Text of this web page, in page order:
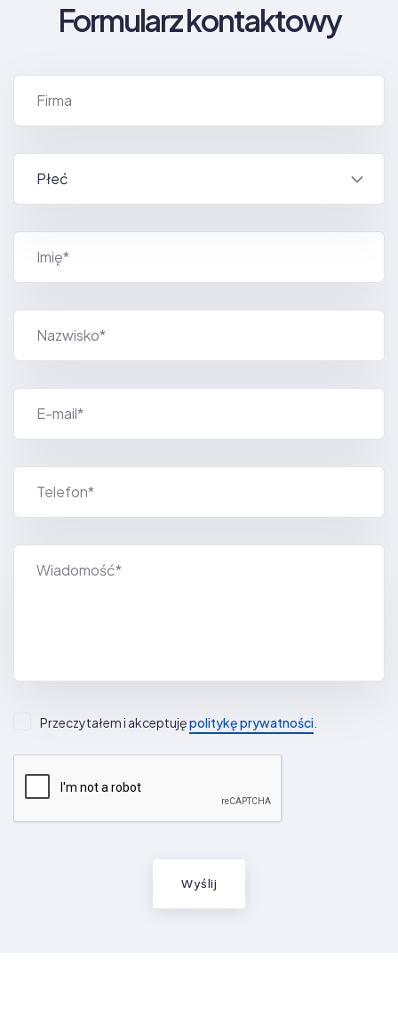
Formularz kontaktowy
Przeczytałem i akceptujępolitykę prywatności